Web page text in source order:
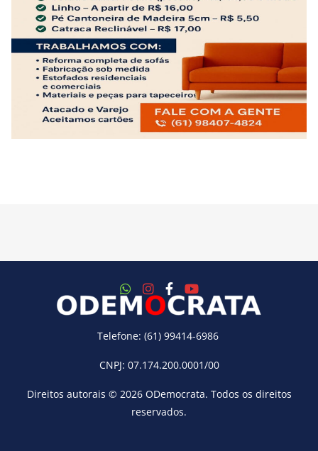
Telefone: (61) 99414-6986
CNPJ: 07.174.200.0001/00
Direitos autorais © 2026 ODemocrata. Todos os direitos
reservados.